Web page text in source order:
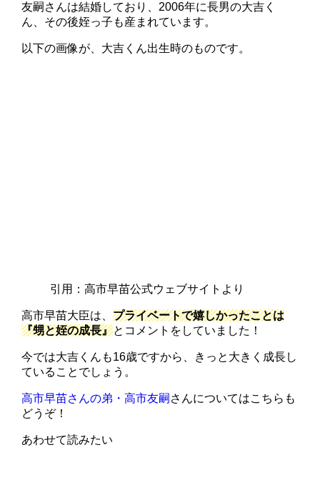
友嗣さんは結婚しており、2006年に長男の大吉く
ん、その後姪っ子も産まれています。
以下の画像が、大吉くん出生時のものです。
引用：高市早苗公式ウェブサイトより
高市早苗大臣は、プライベートで嬉しかったことは
『甥と姪の成長』とコメントをしていました！
今では大吉くんも16歳ですから、きっと大きく成長し
ていることでしょう。
高市早苗さんの弟・高市友嗣 さんについてはこちらも
どうぞ！
あわせて読みたい